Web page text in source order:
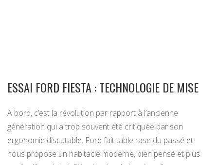
ESSAI FORD FIESTA : TECHNOLOGIE DE MISE
A bord, c’est la révolution par rapport à l’ancienne
génération qui a trop souvent été critiquée par son
ergonomie discutable. Ford fait table rase du passé et
nous propose un habitacle moderne, bien pensé et plus